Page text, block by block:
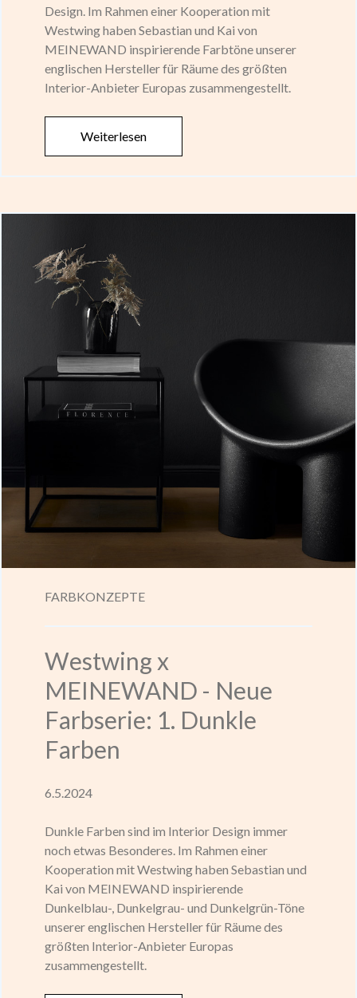
Design. Im Rahmen einer Kooperation mit
Westwing haben Sebastian und Kai von
MEINEWAND inspirierende Farbtöne unserer
englischen Hersteller für Räume des größten
Interior-Anbieter Europas zusammengestellt.
Weiterlesen
FARBKONZEPTE
Westwing x
MEINEWAND - Neue
Farbserie: 1. Dunkle
Farben
6.5.2024
Dunkle Farben sind im Interior Design immer
noch etwas Besonderes. Im Rahmen einer
Kooperation mit Westwing haben Sebastian und
Kai von MEINEWAND inspirierende
Dunkelblau-, Dunkelgrau- und Dunkelgrün-Töne
unserer englischen Hersteller für Räume des
größten Interior-Anbieter Europas
zusammengestellt.